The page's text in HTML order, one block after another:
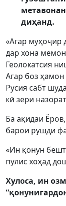
диҳанд.
«Агар муҳоҷир
дар хона
Геолокатсия
Агар боз
Русия сабт
кӣ зери
Ба ақидаи
барои рушди
«Ин қонун
пулис хоҳад
Хулоса, ин